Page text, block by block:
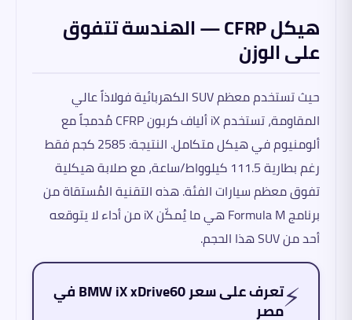
هيكل CFRP — الهندسة تتفوق
على الوزن
حيث تستخدم معظم SUV الكهربائية فولاذاً عالي
المقاومة، تستخدم iX ألياف كربون CFRP مُدمجاً مع
ألومنيوم في هيكل متكامل. النتيجة: 2585 كجم فقط
رغم بطارية 111.5 كيلوواط/ساعة، مع صلابة هيكلية
تفوق معظم سيارات الفئة. هذه التقنية المُستقاة من
برنامج Formula M هي ما يُمكّن iX من أداء لا يتوقعه
أحد من SUV هذا الحجم.
⚡ تعرف على سعر BMW iX xDrive60 في
مصر